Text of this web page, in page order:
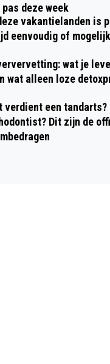
pas deze week
vakantielanden is
eenvoudig of mogelijk
wat je
wat alleen loze
verdient een tandarts?
Dit zijn de